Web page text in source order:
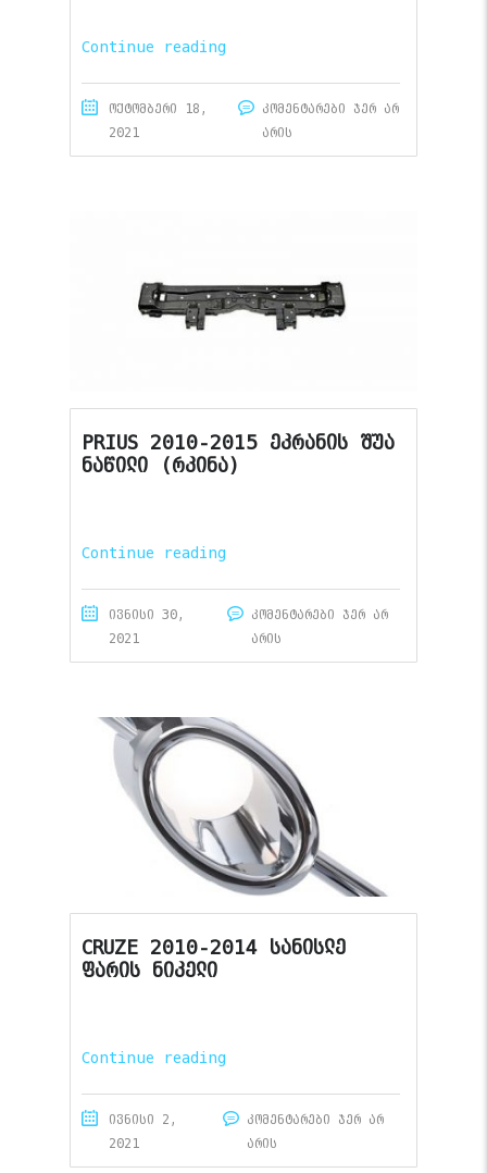
Continue reading
ოქტომბერი 18,
2021
კომენტარები ჯერ არ
არის
PRIUS 2010-2015 ეკრანის შუა
ნაწილი (რკინა)
Continue reading
ივნისი 30,
2021
კომენტარები ჯერ არ
არის
CRUZE 2010-2014 სანისლე
ფარის ნიკელი
Continue reading
ივნისი 2,
2021
კომენტარები ჯერ არ
არის